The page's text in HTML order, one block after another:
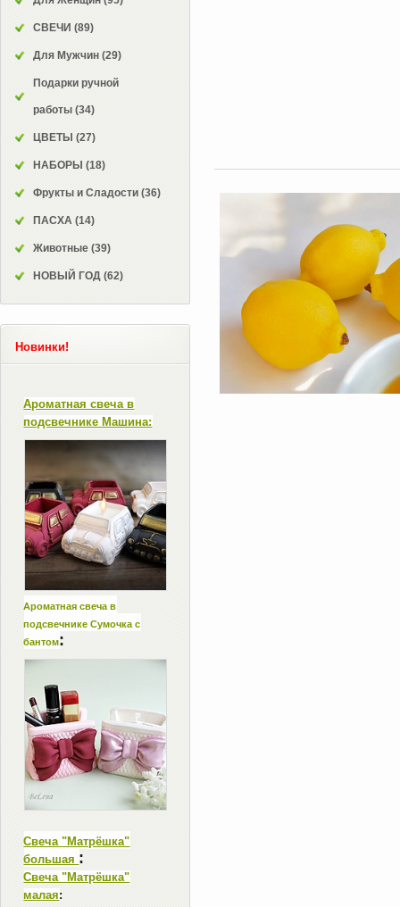
СВЕЧИ (89)
Для Мужчин (29)
Подарки ручной
работы (34)
ЦВЕТЫ (27)
НАБОРЫ (18)
Фрукты и Сладости (36)
ПАСХА (14)
Животные (39)
НОВЫЙ ГОД (62)
Новинки!
Ароматная свеча в
подсвечнике Машина:
Ароматная свеча в
подсвечнике Сумочка с
бантом:
Свеча "Матрёшка"
большая :
Свеча "Матрёшка"
малая: